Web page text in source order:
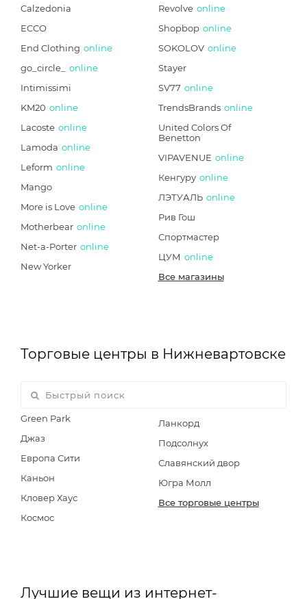
Calzedonia
ECCO
End Clothing online
go_circle_
online
Intimissimi
KM20 online
Lacoste online
Lamoda online
Leform online
Mango
More is Love online
Motherbear online
Net-a-Porter online
New Yorker
Revolve online
Shopbop online
SOKOLOV online
Stayer
SV77 online
TrendsBrands online
United Colors Of
Benetton
VIPAVENUE online
Кенгуру online
ЛЭТУАЛЬ online
Рив Гош
Спортмастер
ЦУМ online
Все магазины
Торговые центры в Нижневартовске
Green Park
Джаз
Европа Сити
Каньон
Кловер Хаус
Космос
Ланкорд
Подсолнух
Славянский двор
Югра Молл
Все торговые центры
Лучшие вещи из интернет-